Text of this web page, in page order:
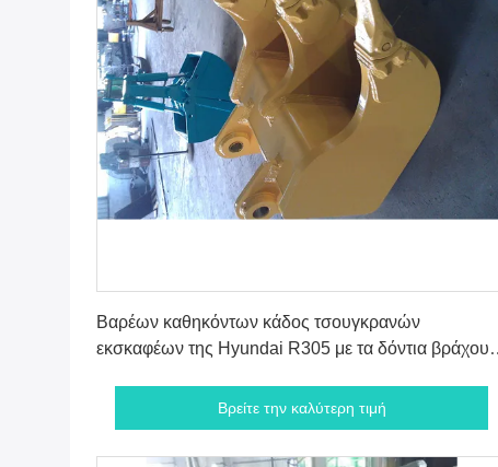
Βαρέων καθηκόντων κάδος τσουγκρανών
εκσκαφέων της Hyundai R305 με τα δόντια βράχου
Βρείτε την καλύτερη τιμή